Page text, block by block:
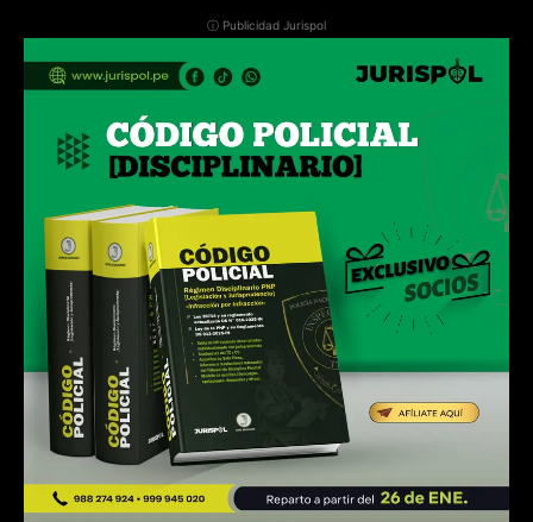
ⓘ Publicidad Jurispol